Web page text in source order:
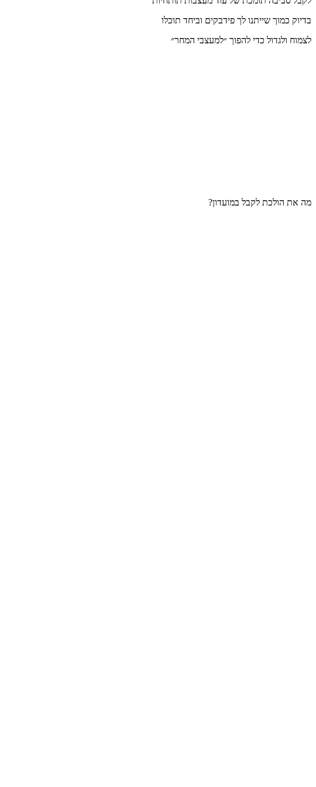
בדיוק כמוך שייתנו לך פידבקים וביחד תוכלו
לצמוח ולגדול כדי להפוך ״למעצבי המחר״
מה את הולכת לקבל במועדון?